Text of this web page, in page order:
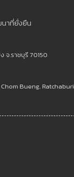
าที่ยั่งยืน
จ.ราชบุรี 70150
Bueng, Ratchaburi